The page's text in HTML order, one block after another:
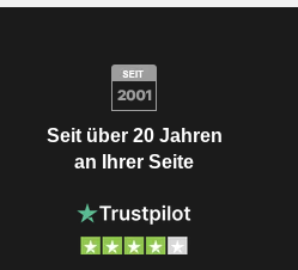
Seit über 20 Jahren
an Ihrer Seite